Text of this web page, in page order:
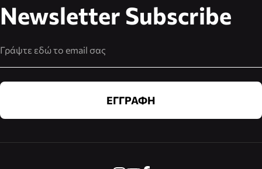
Newsletter Subscribe
ΕΓΓΡΑΦΗ